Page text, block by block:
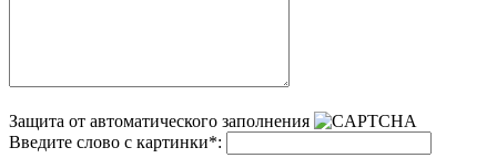
Защита от автоматического заполнения
Введите слово с картинки*: